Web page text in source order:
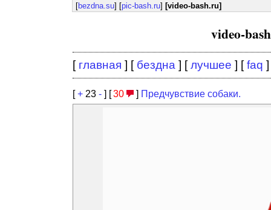
[bezdna.su] [pic-bash.ru] [video-bash.ru]
video-
[ главная ] [ бездна ] [лучшее ] [faq ]
[+ 23 - ] [30 ] Предчувствие собаки.